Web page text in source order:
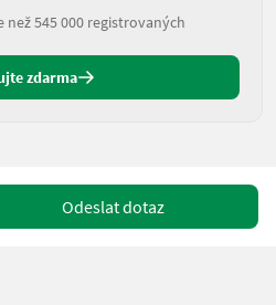
545 000 registrovaných
zdarma
Odeslat dotaz